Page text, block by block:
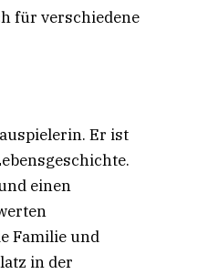
für verschiedene
Er ist
einen
Familie und
in der